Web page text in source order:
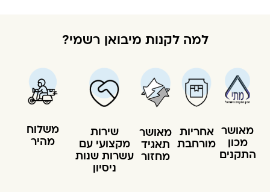
למה לקנות מיבואן רשמי?
מאושר
מכון
התקנים
אחריות
מורחבת
מאושר
תאגיד
מחזור
שירות
מקצועי עם
עשרות שנות
ניסיון
משלוח
מהיר